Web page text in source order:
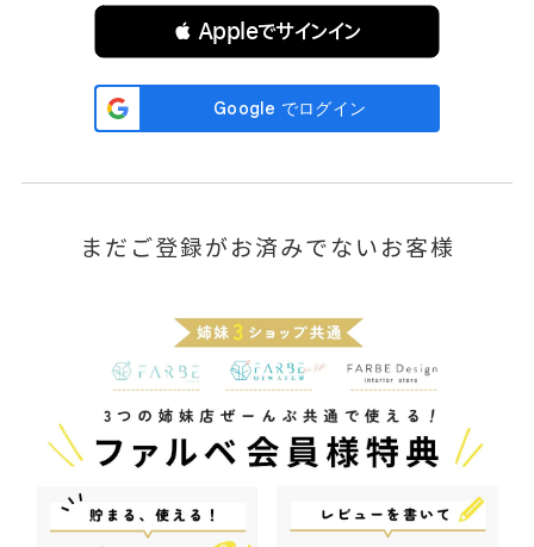
 Appleでサインイン
まだご登録がお済みでないお客様